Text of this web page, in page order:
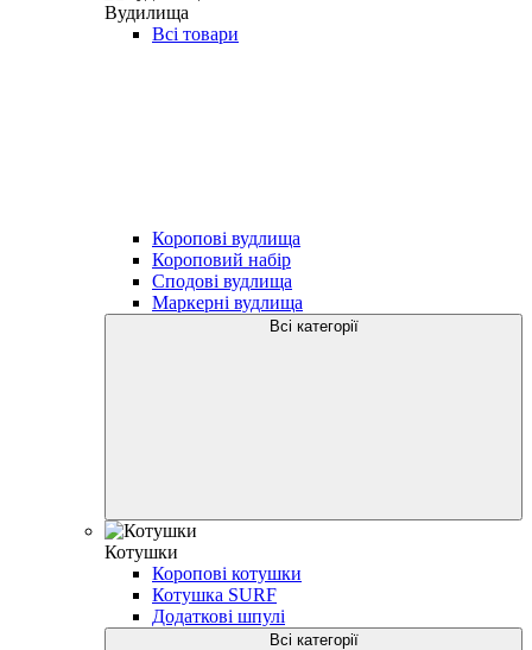
Вудилища
Всі товари
Коропові вудлища
Короповий набір
Сподові вудлища
Маркерні вудлища
Всі категорії
Котушки
Коропові котушки
Котушка SURF
Додаткові шпулі
Всі категорії